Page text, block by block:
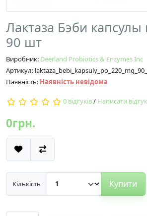
Лактаза Бэби
90 шт
Виробник: Deerland Probiotics & Enzymes Inc
Артикул:
Наявність: Наявність невідома
0 відгуків/ Написати відгук
0грн.
Кількість Купити